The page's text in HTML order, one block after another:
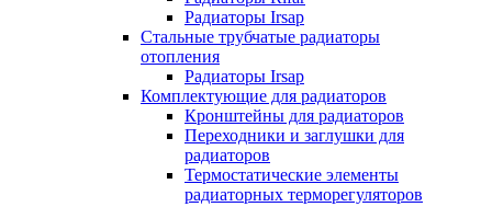
Радиаторы Irsap
Стальные трубчатые радиаторы
отопления
Радиаторы Irsap
Комплектующие для радиаторов
Кронштейны для радиаторов
Переходники и заглушки для
радиаторов
Термостатические элементы
радиаторных терморегуляторов